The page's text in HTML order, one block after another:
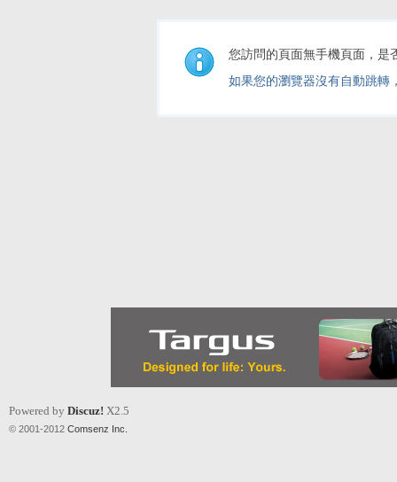
您訪問的頁面無手機頁面，是
如果您的瀏覽器沒有自動跳轉
Powered by Discuz! X2.5
© 2001-2012 Comsenz Inc.